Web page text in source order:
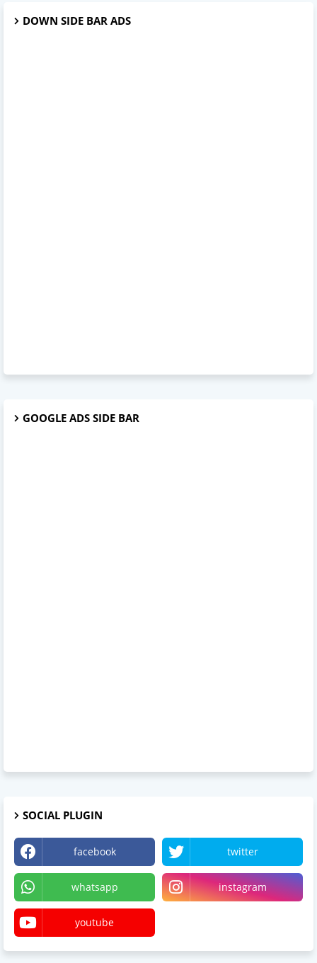
DOWN SIDE BAR ADS
GOOGLE ADS SIDE BAR
SOCIAL PLUGIN
facebook twitter
whatsapp instagram
youtube